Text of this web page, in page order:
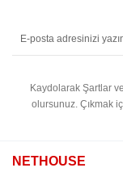
Kaydolarak Şartlar
olursunuz. Çıkmak
NETHOUSE